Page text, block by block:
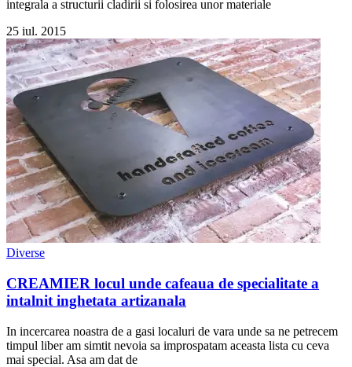
integrala a structurii cladirii si folosirea unor materiale
25 iul. 2015
Diverse
CREAMIER locul unde cafeaua de specialitate a
intalnit inghetata artizanala
In incercarea noastra de a gasi localuri de vara unde sa ne petrecem
timpul liber am simtit nevoia sa improspatam aceasta lista cu ceva
mai special. Asa am dat de